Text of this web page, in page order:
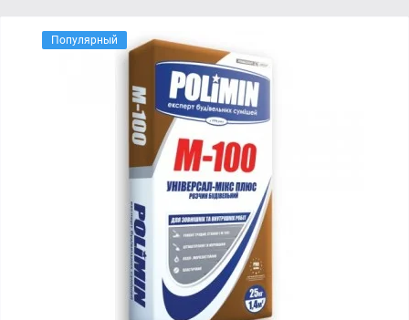
Популярный